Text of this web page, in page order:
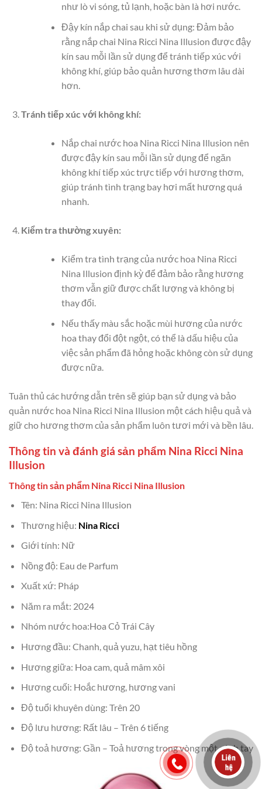
như lò vi sóng, tủ lạnh, hoặc bàn là hơi nước.
Đậy kín nắp chai sau khi sử dụng: Đảm bảo
rằng nắp chai Nina Ricci Nina Illusion được đậy
kín sau mỗi lần sử dụng để tránh tiếp xúc với
không khí, giúp bảo quản hương thơm lâu dài
hơn.
Tránh tiếp xúc với không khí:
Nắp chai nước hoa Nina Ricci Nina Illusion nên
được đậy kín sau mỗi lần sử dụng để ngăn
không khí tiếp xúc trực tiếp với hương thơm,
giúp tránh tình trạng bay hơi mất hương quá
nhanh.
Kiểm tra thường xuyên:
Kiểm tra tình trạng của nước hoa Nina Ricci
Nina Illusion định kỳ để đảm bảo rằng hương
thơm vẫn giữ được chất lượng và không bị
thay đổi.
Nếu thấy màu sắc hoặc mùi hương của nước
hoa thay đổi đột ngột, có thể là dấu hiệu của
việc sản phẩm đã hỏng hoặc không còn sử dụng
được nữa.
Tuân thủ các hướng dẫn trên sẽ giúp bạn sử dụng và bảo
quản nước hoa Nina Ricci Nina Illusion một cách hiệu quả và
giữ cho hương thơm của sản phẩm luôn tươi mới và bền lâu.
Thông tin và đánh giá sản phẩm Nina Ricci Nina
Illusion
Thông tin sản phẩm Nina Ricci Nina Illusion
Tên: Nina Ricci Nina Illusion
Thương hiệu: Nina Ricci
Giới tính: Nữ
Nồng độ: Eau de Parfum
Xuất xứ: Pháp
Năm ra mắt: 2024
Nhóm nước hoa:Hoa Cỏ Trái Cây
Hương đầu: Chanh, quả yuzu, hạt tiêu hồng
Hương giữa: Hoa cam, quả mâm xôi
Hương cuối: Hoắc hương, hương vani
Độ tuổi khuyên dùng: Trên 20
Độ lưu hương: Rất lâu – Trên 6 tiếng
Độ toả hương: Gần – Toả hương trong vòng một cánh tay